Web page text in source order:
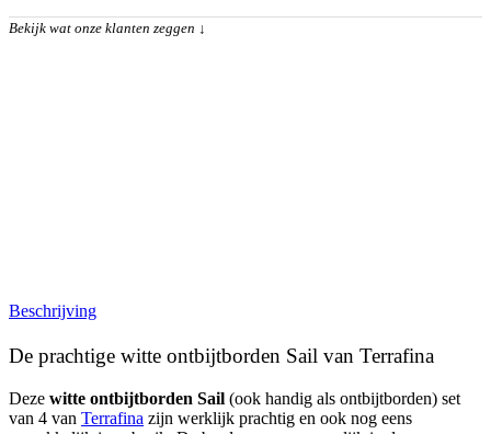
Bekijk wat onze klanten zeggen ↓
Beschrijving
De prachtige witte ontbijtborden Sail van Terrafina
Deze witte ontbijtborden Sail (ook handig als ontbijtborden) set
van 4 van Terrafina zijn werklijk prachtig en ook nog eens